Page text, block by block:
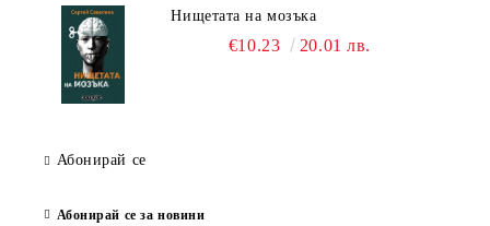
Нищетата на мозъка
€10.23 20.01 лв.
Абонирай се
Абонирай се за новини